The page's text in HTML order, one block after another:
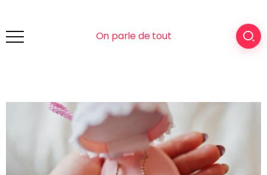
On parle de tout